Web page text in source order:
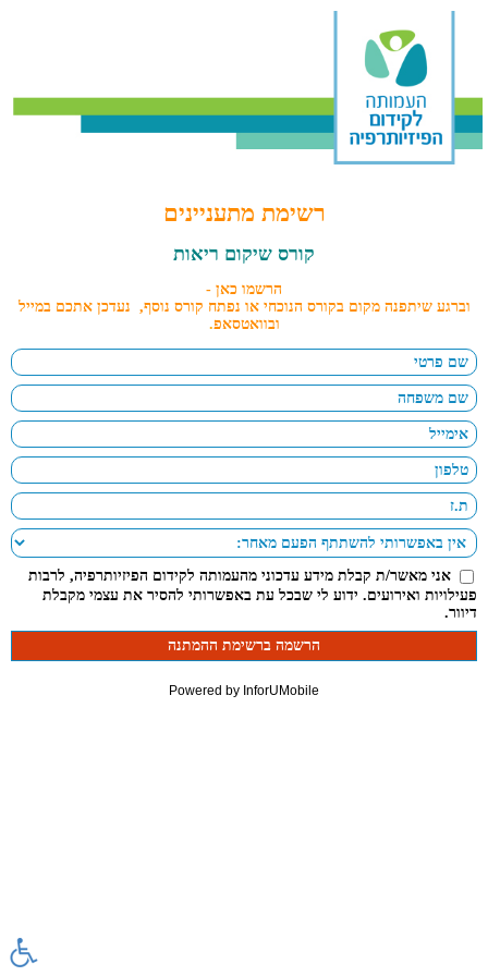
רשימת מתעניינים
קורס שיקום ריאות
הרשמו כאן -
וברגע שיתפנה מקום בקורס הנוכחי או נפתח קורס נוסף, נעדכן אתכם במייל
ובוואטסאפ.
אני מאשר/ת קבלת מידע עדכוני מהעמותה לקידום הפיזיותרפיה, לרבות
פעילויות ואירועים. ידוע לי שבכל עת באפשרותי להסיר את עצמי מקבלת
דיוור.
Powered by InforUMobile